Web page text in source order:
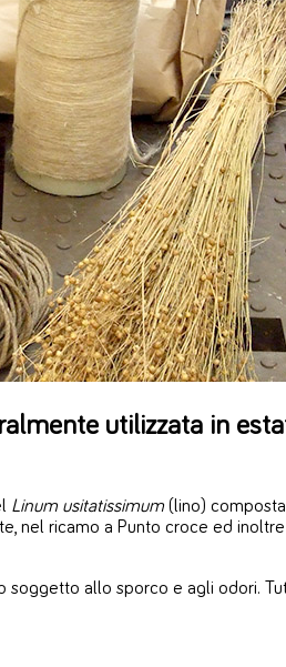
utilizzata in
Linum usitatissimum (lino)
nel ricamo a Punto croce ed
soggetto allo sporco e agli odori.